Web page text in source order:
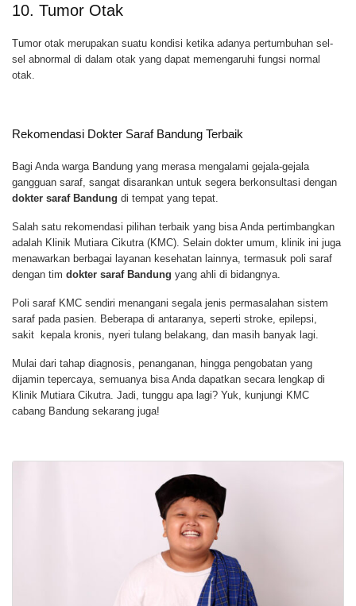
10. Tumor Otak
Tumor otak merupakan suatu kondisi ketika adanya pertumbuhan sel-
sel abnormal di dalam otak yang dapat memengaruhi fungsi normal
otak.
Rekomendasi Dokter Saraf Bandung Terbaik
Bagi Anda warga Bandung yang merasa mengalami gejala-gejala
gangguan saraf, sangat disarankan untuk segera berkonsultasi dengan
dokter saraf Bandung di tempat yang tepat.
Salah satu rekomendasi pilihan terbaik yang bisa Anda pertimbangkan
adalah Klinik Mutiara Cikutra (KMC). Selain dokter umum, klinik ini juga
menawarkan berbagai layanan kesehatan lainnya, termasuk poli saraf
dengan tim dokter saraf Bandung yang ahli di bidangnya.
Poli saraf KMC sendiri menangani segala jenis permasalahan sistem
saraf pada pasien. Beberapa di antaranya, seperti stroke, epilepsi,
sakit kepala kronis, nyeri tulang belakang, dan masih banyak lagi.
Mulai dari tahap diagnosis, penanganan, hingga pengobatan yang
dijamin tepercaya, semuanya bisa Anda dapatkan secara lengkap di
Klinik Mutiara Cikutra. Jadi, tunggu apa lagi? Yuk, kunjungi KMC
cabang Bandung sekarang juga!